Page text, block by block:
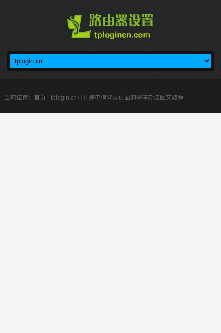
当前位置： 首页 - tplogin.cn打开是电信登录页面的解决办法图文教程